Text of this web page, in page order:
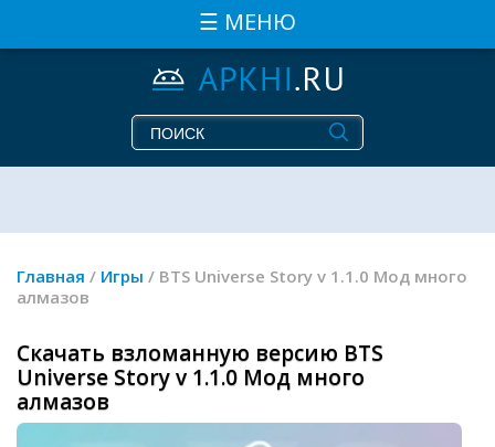
☰ МЕНЮ
Главная / Игры / BTS Universe Story v 1.1.0 Мод много
алмазов
Скачать взломанную версию BTS
Universe Story v 1.1.0 Мод много
алмазов